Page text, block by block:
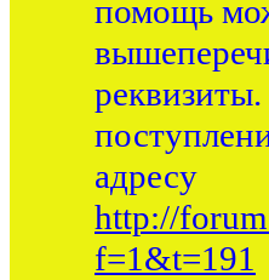
помощь
адресу
http://
f=1&t=191